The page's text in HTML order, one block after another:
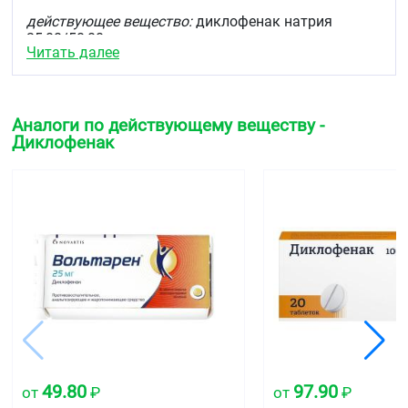
действующее вещество:диклофенак натрия
25,00/50,00 мг
вспомогательные вещества:кремния диоксид
моногидрат 16,0/25,0 мг, магния стеарат 1,0/1,5 мг,
крахмал кукурузный 50,0/74,5 мг, повидон К 30
2,0/3,0 мг, карбоксиметилкрахмал натрия 20,0/20,0
железа оксид красный -/0,02 мг, краситель железа
оксид жёлтый 0,18/0,31 мг, тальк 1,70/2,92 мг,
титана диоксид 0,13/0,31 мг
кишечнорастворимая оболочка
— метакриловой
кислоты и этилакрилата сополимер [1:1] 8,28/12,42
мг, макрогол 8000 0,83/1,24 мг, силиконовая
противовспенивающаяся эмульсия SE 2 0,06/0,10
Читать далее
Аналоги по действующему веществу -
Диклофенак
от 49.80 ₽ от 97.90 ₽